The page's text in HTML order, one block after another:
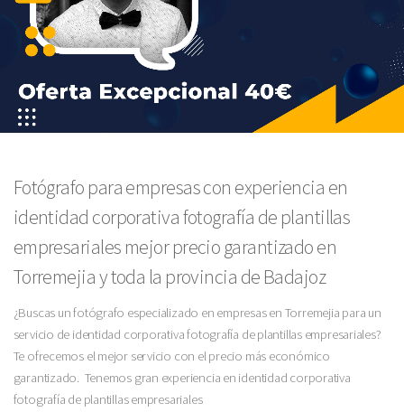
Fotógrafo para empresas con experiencia en
identidad corporativa fotografía de plantillas
empresariales mejor precio garantizado en
Torremejia y toda la provincia de Badajoz
¿Buscas un fotógrafo especializado en empresas en Torremejia para un
servicio de identidad corporativa fotografía de plantillas empresariales?
Te ofrecemos el mejor servicio con el precio más económico
garantizado. Tenemos gran experiencia en identidad corporativa
fotografía de plantillas empresariales